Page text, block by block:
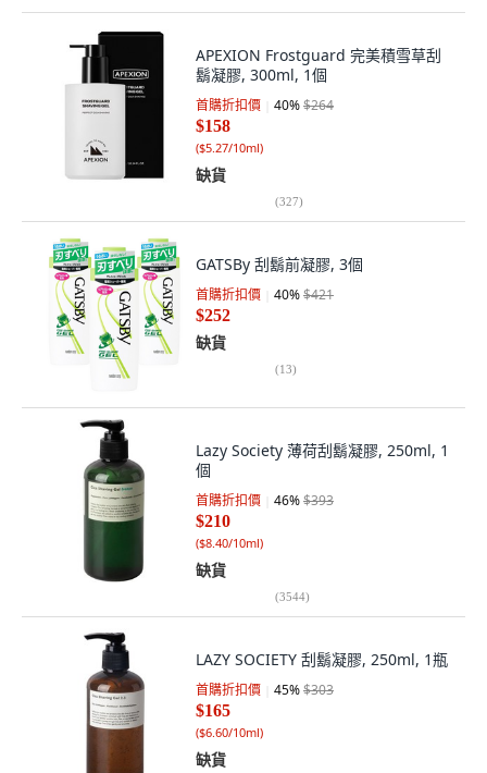
APEXION Frostguard 完美積雪草刮
鬍凝膠, 300ml, 1個
首購折扣價 40%$264
$158
($5.27/10ml)
缺貨
(327)
GATSBy 刮鬍前凝膠, 3個
首購折扣價 40%$421
$252
缺貨
(13)
Lazy Society 薄荷刮鬍凝膠, 250ml, 1
個
首購折扣價 46%$393
$210
($8.40/10ml)
缺貨
(3544)
LAZY SOCIETY 刮鬍凝膠, 250ml, 1瓶
首購折扣價 45%$303
$165
($6.60/10ml)
缺貨